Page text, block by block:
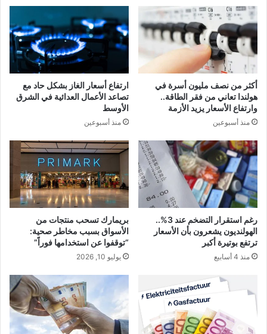
أكثر من نصف مليون أسرة في
هولندا تعاني من فقر الطاقة..
وارتفاع الأسعار يزيد الأزمة
منذ أسبوعين
ارتفاع أسعار الغاز بشكل حاد مع
تصاعد الأعمال العدائية في الشرق
الأوسط
منذ أسبوعين
رغم استقرار التضخم عند 3%..
الهولنديون يشعرون بأن الأسعار
ترتفع بوتيرة أكبر
منذ 4 أسابيع
بريمارك تسحب منتجات من
الأسواق بسبب مخاطر صحية:
“توقفوا عن استخدامها فوراً”
يوليو 10, 2026